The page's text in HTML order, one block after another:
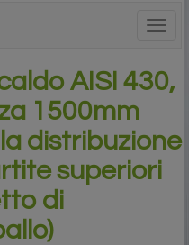
AISI 430,
1500mm
distribuzione
superiori
di